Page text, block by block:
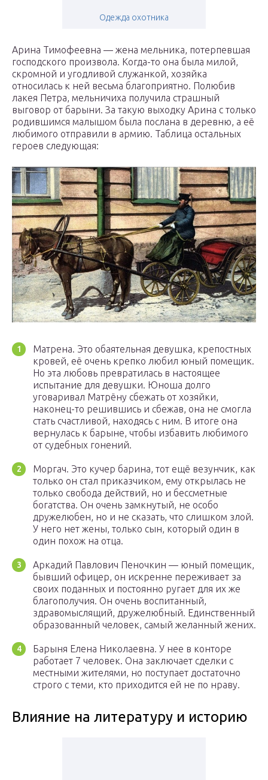
Одежда охотника
Арина Тимофеевна — жена мельника, потерпевшая
господского произвола. Когда-то она была милой,
скромной и угодливой служанкой, хозяйка
относилась к ней весьма благоприятно. Полюбив
лакея Петра, мельничиха получила страшный
выговор от барыни. За такую выходку Арина с только
родившимся малышом была послана в деревню, а её
любимого отправили в армию. Таблица остальных
героев следующая:
Матрена. Это обаятельная девушка, крепостных
кровей, её очень крепко любил юный помещик.
Но эта любовь превратилась в настоящее
испытание для девушки. Юноша долго
уговаривал Матрёну сбежать от хозяйки,
наконец-то решившись и сбежав, она не смогла
стать счастливой, находясь с ним. В итоге она
вернулась к барыне, чтобы избавить любимого
от судебных гонений.
Моргач. Это кучер барина, тот ещё везунчик, как
только он стал приказчиком, ему открылась не
только свобода действий, но и бессметные
богатства. Он очень замкнутый, не особо
дружелюбен, но и не сказать, что слишком злой.
У него нет жены, только сын, который один в
один похож на отца.
Аркадий Павлович Пеночкин — юный помещик,
бывший офицер, он искренне переживает за
своих поданных и постоянно ругает для их же
благополучия. Он очень воспитанный,
здравомыслящий, дружелюбный. Единственный
образованный человек, самый желанный жених.
Барыня Елена Николаевна. У нее в конторе
работает 7 человек. Она заключает сделки с
местными жителями, но поступает достаточно
строго с теми, кто приходится ей не по нраву.
Влияние на литературу и историю